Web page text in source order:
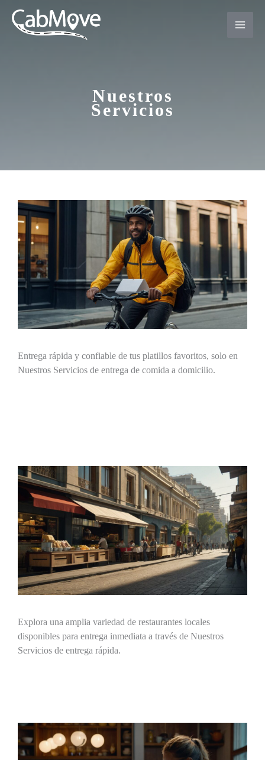
contenido
Nuestros
Servicios​
Entrega rápida y confiable de tus platillos favoritos, solo en
Nuestros Servicios de entrega de comida a domicilio.
Explora una amplia variedad de restaurantes locales
disponibles para entrega inmediata a través de Nuestros
Servicios de entrega rápida.